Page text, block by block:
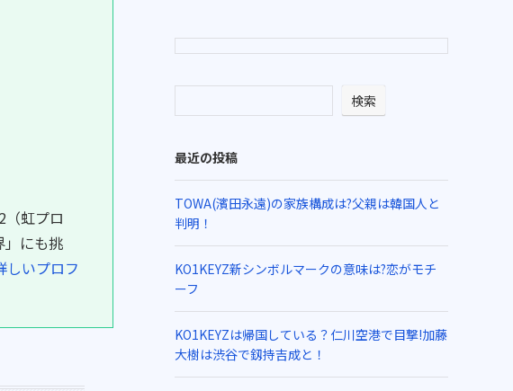
虹プロ
」にも挑
しいプロフ
検索
最近の投稿
TOWA(濱田永遠)の家族構成は?父親は韓国人と
判明！
KO1KEYZ新シンボルマークの意味は?恋がモチ
ーフ
KO1KEYZは帰国している？仁川空港で目撃!加藤
大樹は渋谷で釼持吉成と！